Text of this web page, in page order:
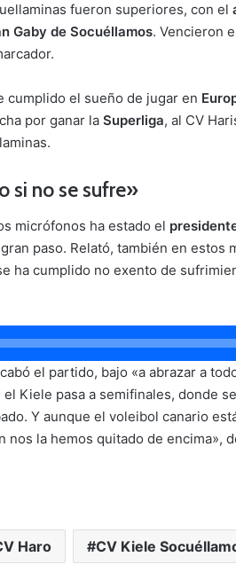
fueron superiores, con el
Gaby de Socuéllamos. Vencieron
cumplido el sueño de jugar en
por ganar la Superliga, al CV
si no se sufre»
micrófonos ha estado el
paso. Relató, también en estos
ha cumplido no exento de
el partido, bajo «a abrazar a
Kiele pasa a semifinales, donde
Y aunque el voleibol canario
nos la hemos quitado de encima»,
Haro CV Kiele